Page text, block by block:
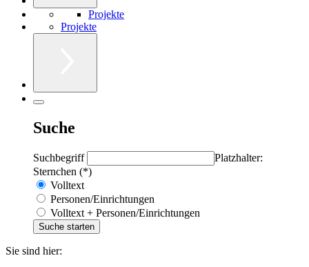
Projekte
Projekte
Suche
Suchbegriff
Platzhalter:
Sternchen (*)
Volltext
Personen/Einrichtungen
Volltext + Personen/Einrichtungen
Sie sind hier: